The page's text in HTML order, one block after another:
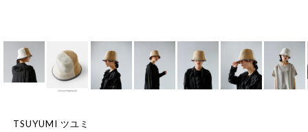
TSUYUMI ツユミ